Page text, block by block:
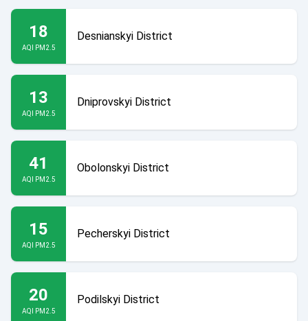
18
AQI PM2.5
Desnianskyi District
13
AQI PM2.5
Dniprovskyi District
41
AQI PM2.5
Obolonskyi District
15
AQI PM2.5
Pecherskyi District
20
AQI PM2.5
Podilskyi District